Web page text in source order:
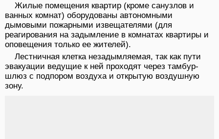
Жилые помещения квартир (кроме санузлов и
ванных комнат) оборудованы автономными
дымовыми пожарными извещателями (для
реагирования на задымление в комнатах квартиры и
оповещения только ее жителей).
Лестничная клетка незадымляемая, так как пути
эвакуации ведущие к ней проходят через тамбур-
шлюз с подпором воздуха и открытую воздушную
зону.